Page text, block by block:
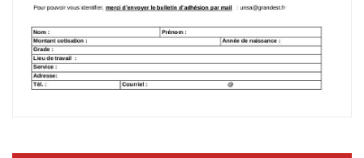
Mode de règlement
PRIORITAIREMENT - Paiement par
prélevement
Le mandat SEPA répond aux normes
réglementaires européennes, quelques